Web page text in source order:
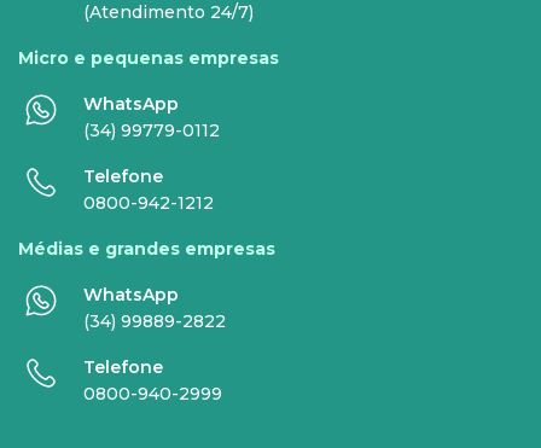
Internet Fibra
Comunicação de Dados
Super Wi-Fi
Internet Essence
SERVIÇOS
DIGITAIS
(Atendimento 24/7)
Micro e pequenas empresas
WhatsApp
(34) 99779-0112
Telefone
0800-942-1212
Médias e grandes empresas
WhatsApp
(34) 99889-2822
Telefone
0800-940-2999